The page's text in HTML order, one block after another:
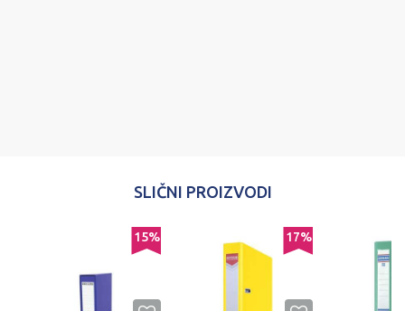
SLIČNI PROIZVODI
15% 17%